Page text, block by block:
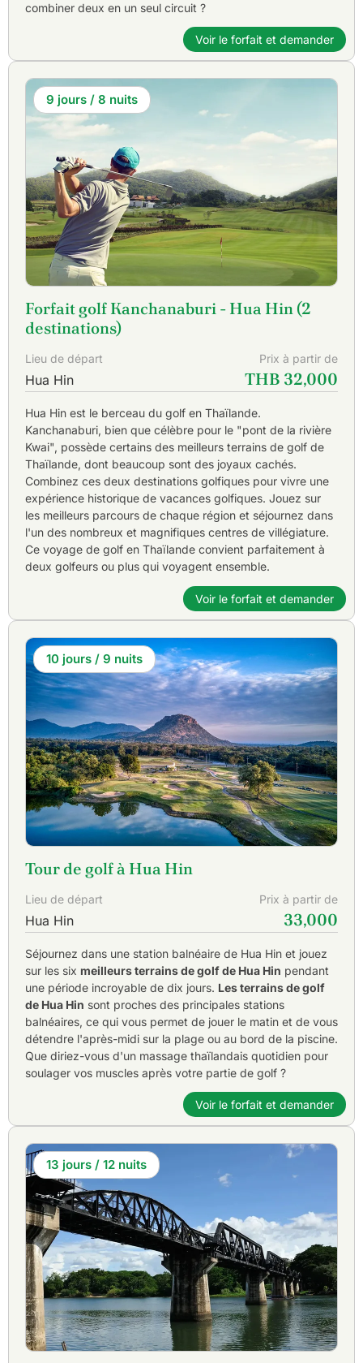
combiner deux en un seul circuit ?
Voir le forfait et demander
9 jours / 8 nuits
Forfait golf Kanchanaburi - Hua Hin (2
destinations)
Lieu de départ Prix à partir de
Hua Hin THB 32,000
Hua Hin est le berceau du golf en Thaïlande.
Kanchanaburi, bien que célèbre pour le "pont de la rivière
Kwai", possède certains des meilleurs terrains de golf de
Thaïlande, dont beaucoup sont des joyaux cachés.
Combinez ces deux destinations golfiques pour vivre une
expérience historique de vacances golfiques. Jouez sur
les meilleurs parcours de chaque région et séjournez dans
l'un des nombreux et magnifiques centres de villégiature.
Ce voyage de golf en Thaïlande convient parfaitement à
deux golfeurs ou plus qui voyagent ensemble.
Voir le forfait et demander
10 jours / 9 nuits
Tour de golf à Hua Hin
Lieu de départ Prix à partir de
Hua Hin 33,000
Séjournez dans une station balnéaire de Hua Hin et jouez
sur les six meilleurs terrains de golf de Hua Hin pendant
une période incroyable de dix jours. Les terrains de golf
de Hua Hin sont proches des principales stations
balnéaires, ce qui vous permet de jouer le matin et de vous
détendre l'après-midi sur la plage ou au bord de la piscine.
Que diriez-vous d'un massage thaïlandais quotidien pour
soulager vos muscles après votre partie de golf ?
Voir le forfait et demander
13 jours / 12 nuits